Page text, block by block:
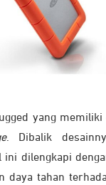
yang
. Dibalik
ini dilengkapi
daya tahan